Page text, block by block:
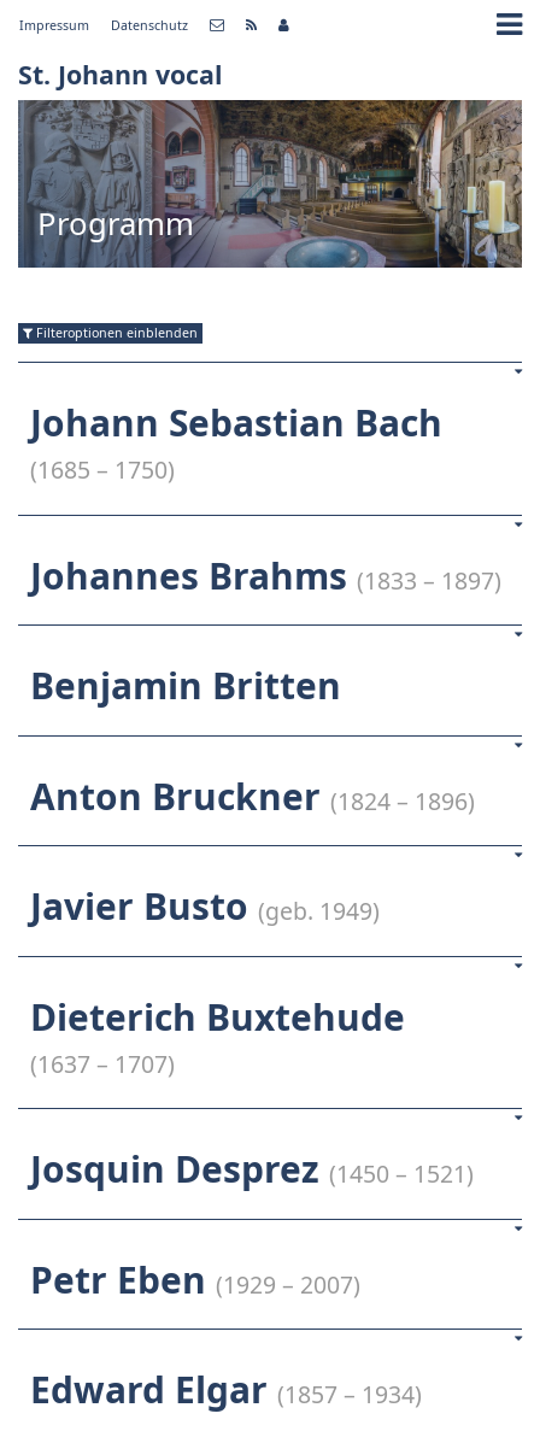
Impressum Datenschutz
St. Johann vocal
Programm
Filteroptionen einblenden
Johann Sebastian Bach
(1685 – 1750)
Johannes Brahms (1833 – 1897)
Benjamin Britten
Anton Bruckner (1824 – 1896)
Javier Busto (geb. 1949)
Dieterich Buxtehude
(1637 – 1707)
Josquin Desprez (1450 – 1521)
Petr Eben (1929 – 2007)
Edward Elgar (1857 – 1934)